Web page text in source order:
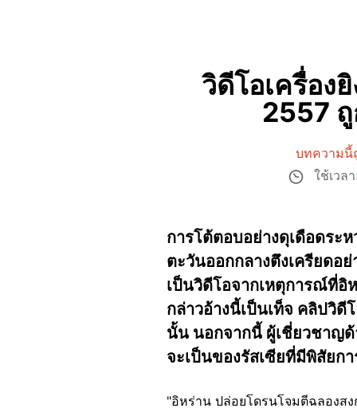
วิดีโอเครื่อง
2557
บทความนี้
ใช้เวล
การโต้ตอบอย่างดุเดือดระ
ตะวันออกกลางตึงเครียดอ
เป็นวิดีโอจากเหตุการณ์ที่อิ
กล่าวอ้างนี้เป็นเท็จ คลิปวิ
นั้น นอกจากนี้ ผู้เชี่ยวชาญด้
จะเป็นของรัสเซียที่มีพิสัยก
"อิหร่าน ปล่อยโดรนโจมตีฉลองส